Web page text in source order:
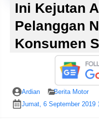
Ini Kejutan
Pelanggan
Konsumen
Ardian
Berita Motor
Jumat, 6 September 2019